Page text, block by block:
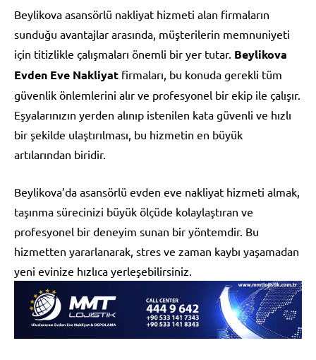
Beylikova asansörlü nakliyat hizmeti alan firmaların
sunduğu avantajlar arasında, müşterilerin memnuniyeti
için titizlikle çalışmaları önemli bir yer tutar. Beylikova
Evden Eve Nakliyat firmaları, bu konuda gerekli tüm
güvenlik önlemlerini alır ve profesyonel bir ekip ile çalışır.
Eşyalarınızın yerden alınıp istenilen kata güvenli ve hızlı
bir şekilde ulaştırılması, bu hizmetin en büyük
artılarından biridir.
Beylikova’da asansörlü evden eve nakliyat hizmeti almak,
taşınma sürecinizi büyük ölçüde kolaylaştıran ve
profesyonel bir deneyim sunan bir yöntemdir. Bu
hizmetten yararlanarak, stres ve zaman kaybı yaşamadan
yeni evinize hızlıca yerleşebilirsiniz.